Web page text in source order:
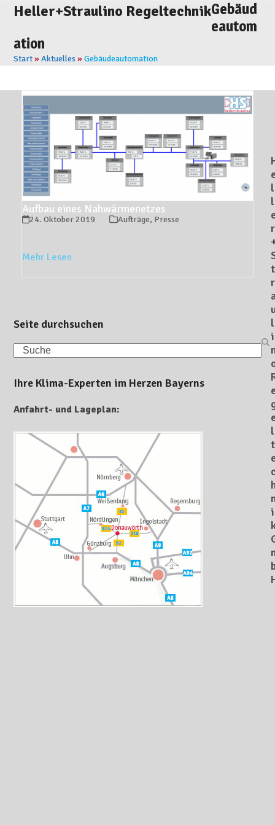
Skip
content
Heller+Straulino Regeltechnik
Open
menu
Close
menu
Gebäud
eautom
ation
Start»Aktuelles »Gebäudeautomation
Aufbau eines Nahwärmenetzes
24. Oktober 2019 Aufträge, Presse
Mehr Lesen
Seite durchsuchen
Search
Ihre Klima-Experten im Herzen Bayerns
Anfahrt- und Lageplan:
l
l
r
t
r
l
i
l
t
i